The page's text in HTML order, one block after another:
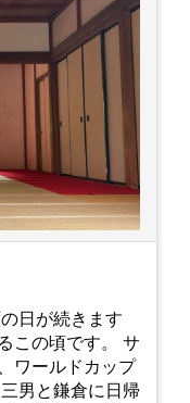
日が続きます
この頃です。 サ
ワールドカップ